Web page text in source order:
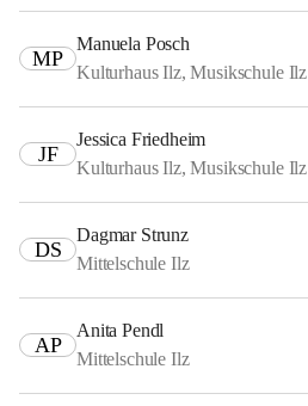
MP
Manuela Posch
Kulturhaus Ilz, Musikschule Ilz
JF
Jessica Friedheim
Kulturhaus Ilz, Musikschule Ilz
DS
Dagmar Strunz
Mittelschule Ilz
AP
Anita Pendl
Mittelschule Ilz